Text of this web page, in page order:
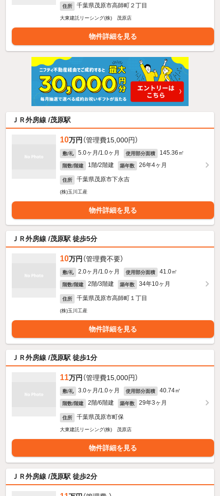
住所 千葉県茂原市高師町２丁目
大東建託リーシング(株) 茂原店
物件詳細を見る
ＪＲ外房線 /茂原駅
10万円 （管理費15,000円）
敷/礼 5.0ヶ月/1.0ヶ月 使用部分面積 145.36㎡
階数/階建 1階/2階建 築年数 26年4ヶ月
住所 千葉県茂原市下永吉
(株)玉川工産
物件詳細を見る
ＪＲ外房線 /茂原駅 徒歩5分
10万円 （管理費不要）
敷/礼 2.0ヶ月/1.0ヶ月 使用部分面積 41.0㎡
階数/階建 2階/3階建 築年数 34年10ヶ月
住所 千葉県茂原市高師町１丁目
(株)玉川工産
物件詳細を見る
ＪＲ外房線 /茂原駅 徒歩1分
11万円 （管理費15,000円）
敷/礼 3.0ヶ月/1.0ヶ月 使用部分面積 40.74㎡
階数/階建 2階/6階建 築年数 29年3ヶ月
住所 千葉県茂原市町保
大東建託リーシング(株) 茂原店
物件詳細を見る
ＪＲ外房線 /茂原駅 徒歩2分